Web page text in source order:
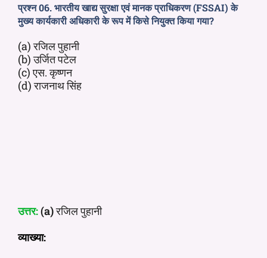
प्रश्न 06. भारतीय खाद्य सुरक्षा एवं मानक प्राधिकरण (FSSAI) के
मुख्य कार्यकारी अधिकारी के रूप में किसे नियुक्त किया गया?
(a) रजिल पुहानी
(b) उर्जित पटेल
(c) एस. कृष्णन
(d) राजनाथ सिंह
उत्तर:(a)रजिल पुहानी
व्याख्या: